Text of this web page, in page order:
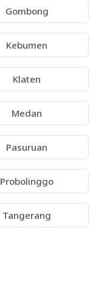
Gombong
Kebumen
Klaten
Medan
Pasuruan
Probolinggo
Tangerang